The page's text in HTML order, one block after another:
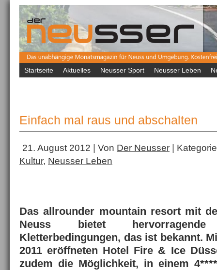
Startseite Aktuelles Neusser Sport Neusser Leben
Einfach mal raus und abschalten
21. August 2012 | Von Der Neusser |
Kultur, Neusser Leben
Das allrounder mountain resort mit
Neuss bietet
Kletterbedingungen, das ist bekannt.
2011 eröffneten Hotel Fire & Ice
zudem die Möglichkeit, in einem